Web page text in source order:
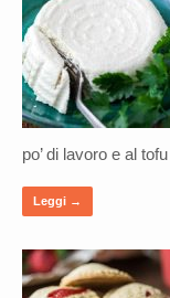
po’ di lavoro e al
Leggi →